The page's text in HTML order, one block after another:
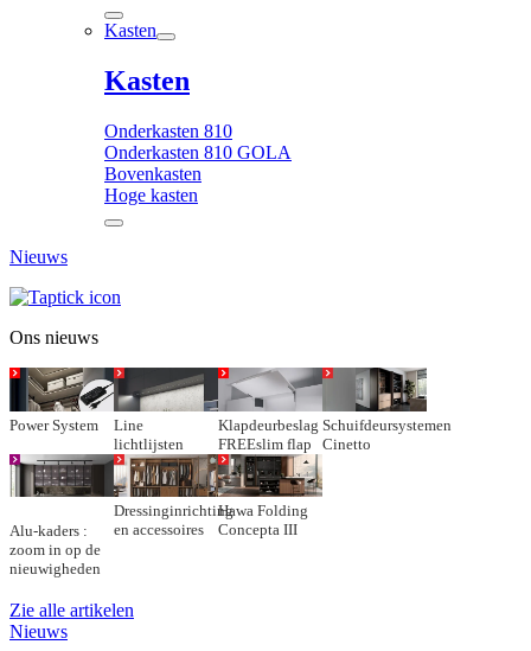
Kasten
Kasten
Onderkasten 810
Onderkasten 810 GOLA
Bovenkasten
Hoge kasten
Nieuws
Ons nieuws
Power System
Line
lichtlijsten
Klapdeurbeslag
FREEslim flap
Schuifdeursystemen
Cinetto
Alu-kaders :
zoom in op de
nieuwigheden
Dressinginrichting
en accessoires
Hawa Folding
Concepta III
Zie alle artikelen
Nieuws